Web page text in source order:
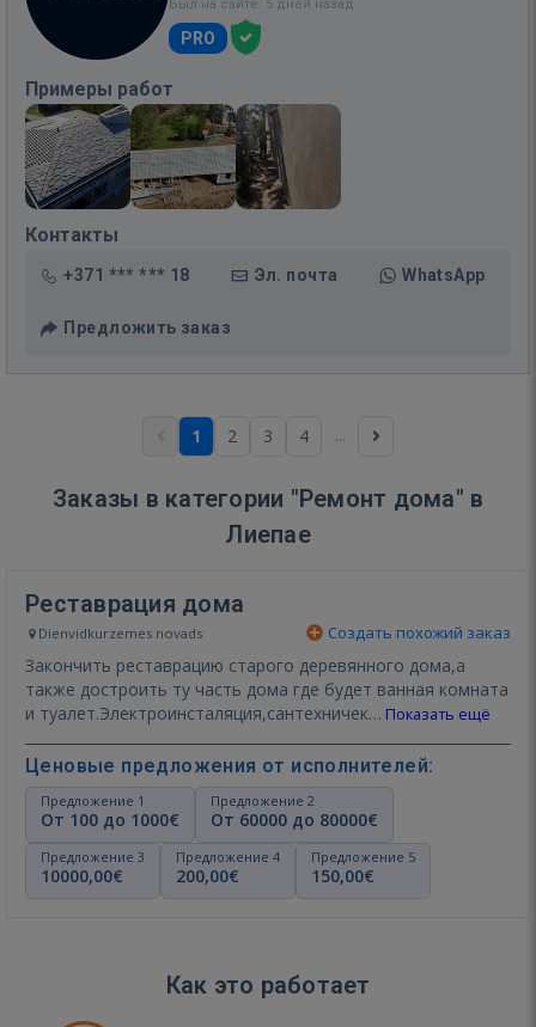
Был на сайте: 5 дней назад
PRO
Примеры работ
Контакты
+371 *** *** 18 Эл. почта WhatsApp
Предложить заказ
1 2 3 4 ...
Заказы в категории "Ремонт дома" в
Лиепае
Реставрация дома
Dienvidkurzemes novads Создать похожий заказ
Закончить реставрацию старого деревянного дома,а
также достроить ту часть дома где будет ванная комната
и туалет.Электроинсталяция,сантехничек… Показать ещё
Ценовые предложения от исполнителей:
Предложение 1
От 100 до 1000€
Предложение 2
От 60000 до 80000€
Предложение 3
10000,00€
Предложение 4
200,00€
Предложение 5
150,00€
Как это работает